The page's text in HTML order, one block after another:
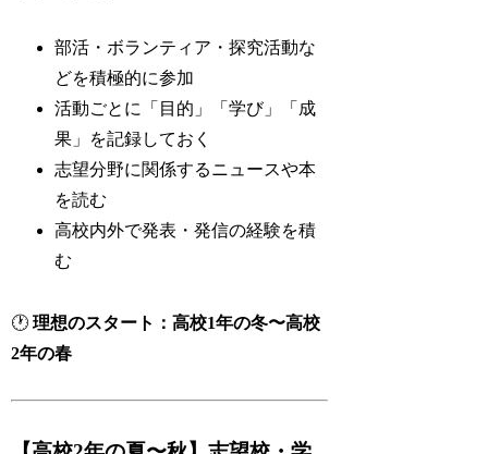
部活・ボランティア・探究活動な
どを積極的に参加
活動ごとに「目的」「学び」「成
果」を記録しておく
志望分野に関係するニュースや本
を読む
高校内外で発表・発信の経験を積
む
🕐理想のスタート：高校1年の冬〜高校
2年の春